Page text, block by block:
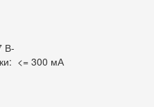
В-
<= 300 мА